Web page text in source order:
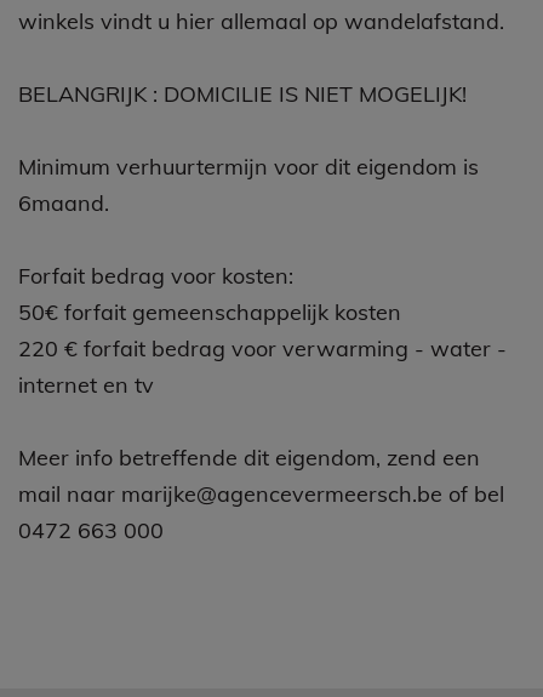
winkels vindt u hier allemaal op wandelafstand.
BELANGRIJK : DOMICILIE IS NIET MOGELIJK!
Minimum verhuurtermijn voor dit eigendom is
6maand.
Forfait bedrag voor kosten:
50€ forfait gemeenschappelijk kosten
220 € forfait bedrag voor verwarming - water -
internet en tv
Meer info betreffende dit eigendom, zend een
mail naar marijke@agencevermeersch.be of bel
0472 663 000